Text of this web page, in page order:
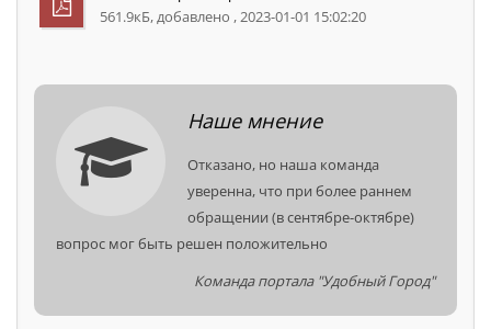
561.9кБ, добавлено , 2023-01-01 15:02:20
Наше мнение
Отказано, но наша команда
уверенна, что при более раннем
обращении (в сентябре-октябре)
вопрос мог быть решен положительно
Команда портала "Удобный Город"